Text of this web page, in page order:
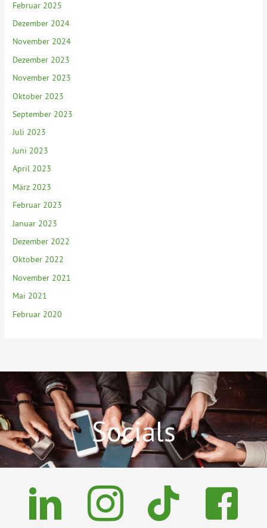
Februar 2025
Dezember 2024
November 2024
Dezember 2023
November 2023
Oktober 2023
September 2023
Juli 2023
Juni 2023
April 2023
März 2023
Februar 2023
Januar 2023
Dezember 2022
Oktober 2022
November 2021
Mai 2021
Februar 2020
Socials